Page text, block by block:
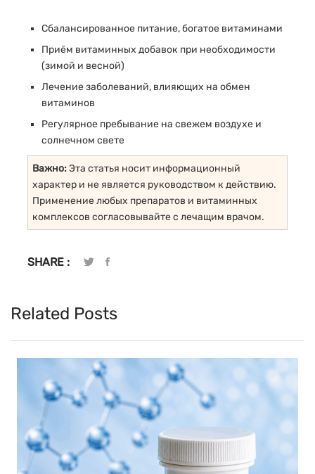
Сбалансированное питание, богатое витаминами
Приём витаминных добавок при необходимости
(зимой и весной)
Лечение заболеваний, влияющих на обмен
витаминов
Регулярное пребывание на свежем воздухе и
солнечном свете
Важно:Эта статья носит информационный
характер и не является руководством к действию.
Применение любых препаратов и витаминных
комплексов согласовывайте с лечащим врачом.
SHARE :
Related Posts